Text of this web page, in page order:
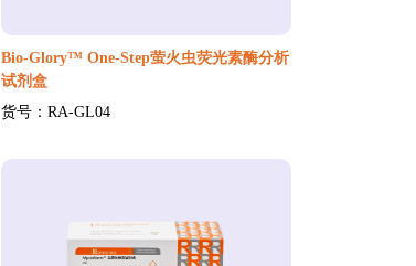
Bio-Glory™ One-Step萤火虫荧光素酶分析
试剂盒
货号：RA-GL04